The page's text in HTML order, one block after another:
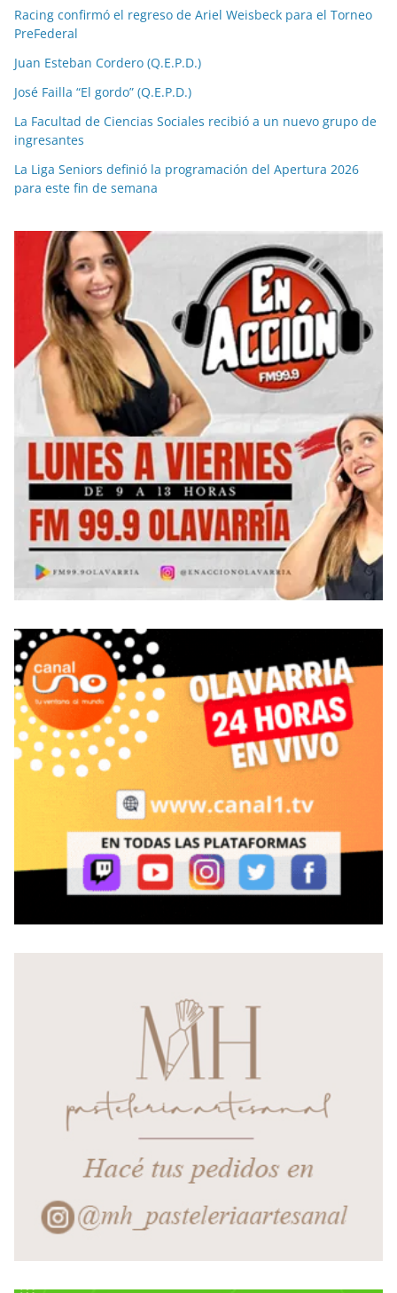
Racing confirmó el regreso de Ariel Weisbeck para el Torneo
PreFederal
Juan Esteban Cordero (Q.E.P.D.)
José Failla “El gordo” (Q.E.P.D.)
La Facultad de Ciencias Sociales recibió a un nuevo grupo de
ingresantes
La Liga Seniors definió la programación del Apertura 2026
para este fin de semana